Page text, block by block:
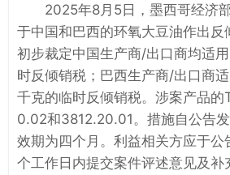
2025年8月5日，墨西哥经济
于中国和巴西的环氧大豆油作出反
初步裁定中国生产商/出口商均适
时反倾销税；巴西生产商/出口商
千克的临时反倾销税。涉案产品的
0.02和3812.20.01。措施自公告
效期为四个月。利益相关方应于
个工作日内提交案件评述意见及